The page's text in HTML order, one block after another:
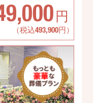
円
（税込493,900円）